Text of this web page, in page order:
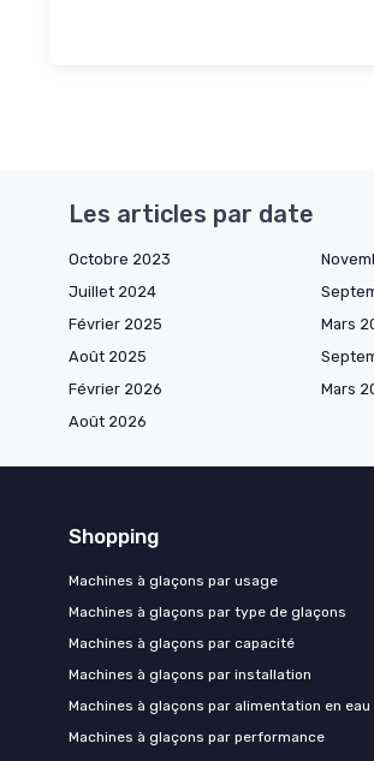
Les articles par date
Octobre 2023
Juillet 2024
Février 2025
Mars
Août 2025
Février 2026
Mars
Août 2026
Shopping
Machines à glaçons par usage
Machines à glaçons par type de glaçons
Machines à glaçons par capacité
Machines à glaçons par installation
Machines à glaçons par alimentation en eau
Machines à glaçons par performance